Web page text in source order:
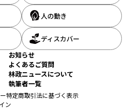
人の動き
ディスカバー
お知らせ
よくあるご質問
林政ニュースについて
執筆者一覧
特定商取引法に基づく表示
ン